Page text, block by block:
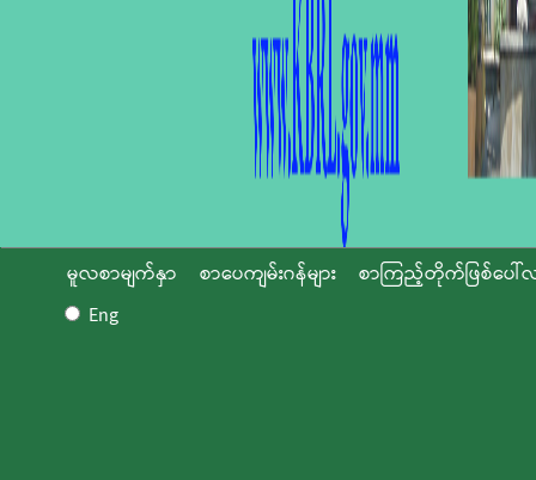
မူလစာမျက်နှာ စာပေကျမ်းဂန်များ
စာကြည့်တိုက်ဖြစ်ပေါ်
Eng